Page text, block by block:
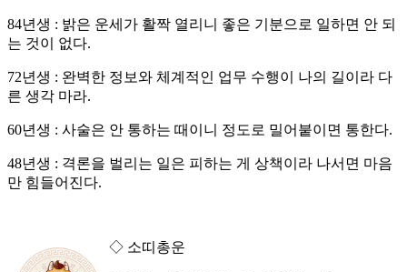
84년생 : 밝은 운세가 활짝 열리니 좋은 기분으로 일하면 안 되
는 것이 없다.
72년생 : 완벽한 정보와 체계적인 업무 수행이 나의 길이라 다
른 생각 마라.
60년생 : 사술은 안 통하는 때이니 정도로 밀어붙이면 통한다.
48년생 : 격론을 벌리는 일은 피하는 게 상책이라 나서면 마음
만 힘들어진다.
◇ 소띠총운